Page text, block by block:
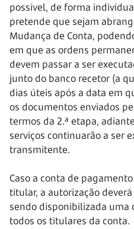
possível, de forma
pretende que sejam
Mudança de Conta,
em que as ordens
devem passar a ser
junto do banco recetor (a
dias úteis após a data em
os documentos enviados
termos da 2.ª etapa,
serviços continuarão a ser
transmitente.
Caso a conta de
titular, a autorização
sendo disponibilizada uma
todos os titulares da conta.